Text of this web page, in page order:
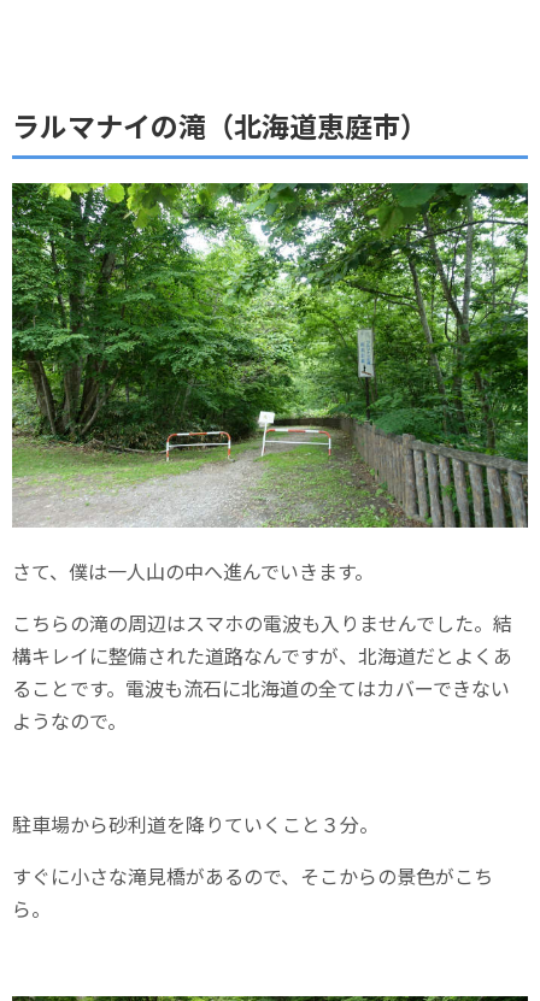
ラルマナイの滝（北海道恵庭市）
さて、僕は一人山の中へ進んでいきます。
こちらの滝の周辺はスマホの電波も入りませんでした。結
構キレイに整備された道路なんですが、北海道だとよくあ
ることです。電波も流石に北海道の全てはカバーできない
ようなので。
駐車場から砂利道を降りていくこと３分。
すぐに小さな滝見橋があるので、そこからの景色がこち
ら。